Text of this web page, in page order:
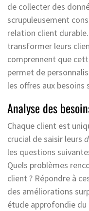
de collecter des
scrupuleusement
relation client
transformer leurs
comprennent que
permet de
les offres aux
Analyse des
Chaque client est
crucial de saisir leurs
les questions
Quels problèmes
client ? Répondre à
des améliorations
étude approfondie du